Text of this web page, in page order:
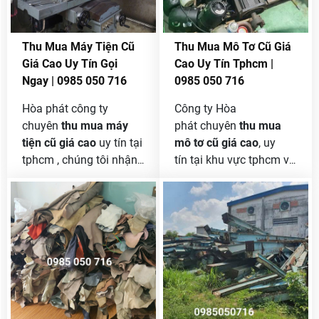
từ đồng , nhôm , sắt
thép vụn , máy móc cũ ,
chai nhựa , bọc ny long ,
vỏ lon bia cho đến hàng
tồn kho thanh lý , mua
với khối lượng lớn , báo
giá nhanh chuẩn xác
sau khi bạn gọi tới .
Thu Mua Máy Tiện Cũ
Giá Cao Uy Tín Gọi
Ngay | 0985 050 716
Hòa phát công ty
chuyên thu mua máy
tiện cũ giá cao uy tín tại
tphcm , chúng tôi nhận
thanh lý với khối lượng
lớn . nói đến nghành
sản xuất cơ khí thì có
rất nhiều máy móc
nhưng trong số đó phải
kể đến là máy tiện thì
không thể thiếu được ,
vì máy tiện là dùng để
Thu Mua Mô Tơ Cũ Giá
Cao Uy Tín Tphcm |
0985 050 716
Công ty Hòa
phát chuyên thu mua
mô tơ cũ giá cao, uy
tín tại khu vực tphcm và
tôi sẽ ưu tiên việc Thu
mua mô tơ cũ, hỏng đã
qua sử dụng là một
trong những dịch vụ
được chú trọng trong
ngành tái chế và bảo vệ
môi trường. Mô tơ là
một trong những thiết bị